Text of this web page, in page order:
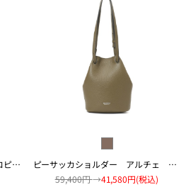
ピーサッカ １４ アルチェ アコピアート
ピーサッカショルダー アルチェ アコピアート
59,400円→41,580円(税込)